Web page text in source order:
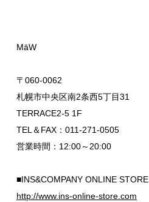
MāW
〒060-0062
札幌市中央区南2条西5丁目31
TERRACE2-5 1F
TEL＆FAX：011-271-0505
営業時間：12:00～20:00
■INS&COMPANY ONLINE STORE
http://www.ins-online-store.com